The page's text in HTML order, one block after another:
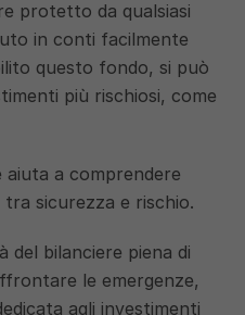
protetto da qualsiasi
in conti facilmente
questo fondo, si può
più rischiosi, come
aiuta a comprendere
tra sicurezza e rischio.
del bilanciere piena di
le emergenze,
agli investimenti